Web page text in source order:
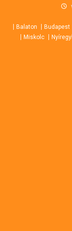
contentBalaton Budapest
Miskolc